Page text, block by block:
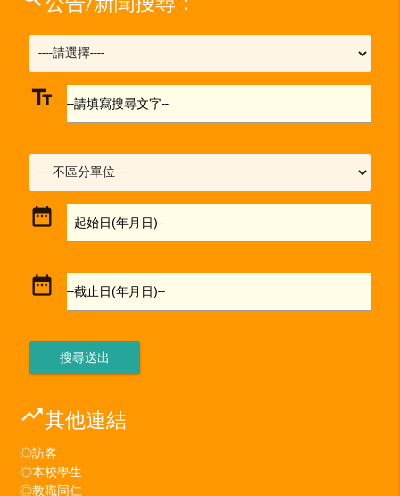
text_fields --請填寫搜尋文字--
date_range --起始日(年月日)--
date_range --截止日(年月日)--
trending_up其他連結
◎訪客
◎本校學生
◎教職同仁